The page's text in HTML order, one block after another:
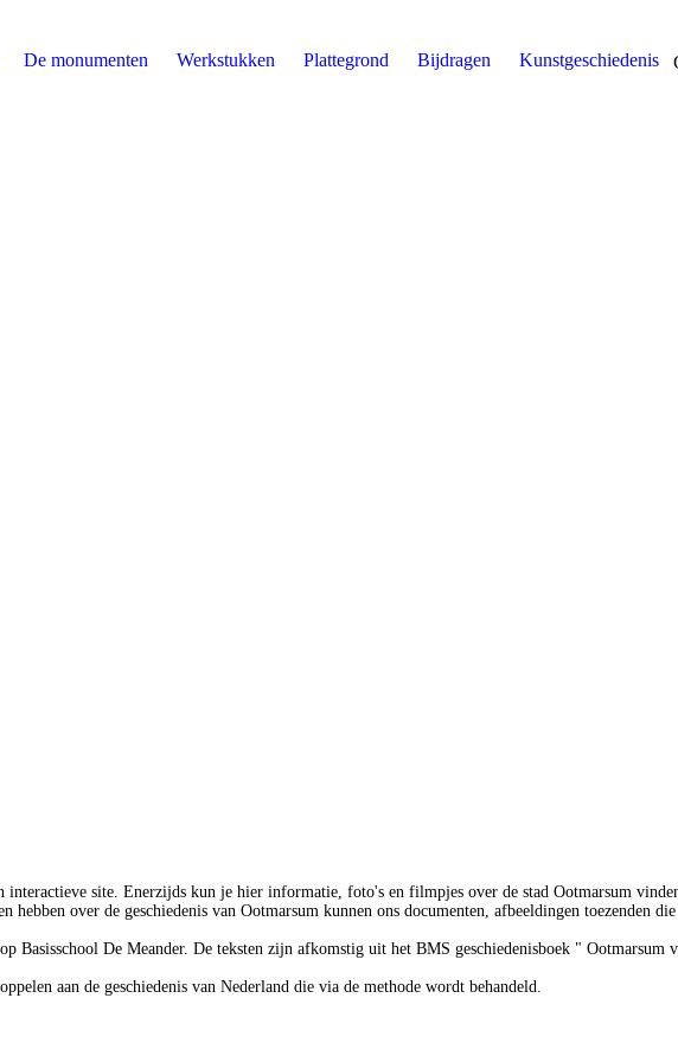
De monumenten Werkstukken Plattegrond Bijdragen Kunstgeschiedenis
site. Enerzijds kun je hier informatie, foto's en filmpjes over de stad Ootmarsum
over de geschiedenis van Ootmarsum kunnen ons documenten, afbeeldingen toezenden
Basisschool De Meander. De teksten zijn afkomstig uit het BMS geschiedenisboek " Ootmarsum
aan de geschiedenis van Nederland die via de methode wordt behandeld.